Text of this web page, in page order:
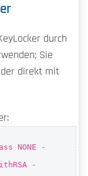
durch
Sie
direkt mit
NONE -
-